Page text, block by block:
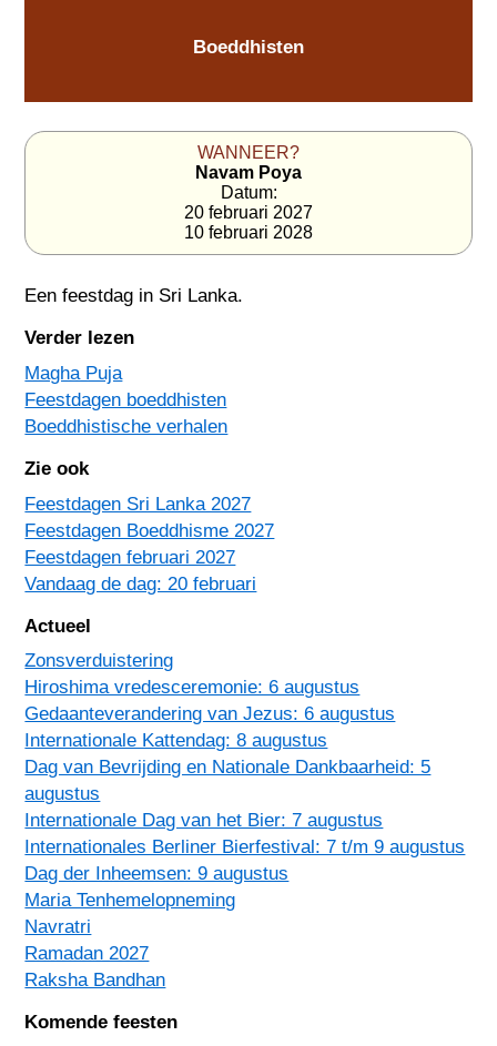
Boeddhisten
WANNEER?
Navam Poya
Datum:
20 februari 2027
10 februari 2028
Een feestdag in Sri Lanka.
Verder lezen
Magha Puja
Feestdagen boeddhisten
Boeddhistische verhalen
Zie ook
Feestdagen Sri Lanka 2027
Feestdagen Boeddhisme 2027
Feestdagen februari 2027
Vandaag de dag: 20 februari
Actueel
Zonsverduistering
Hiroshima vredesceremonie: 6 augustus
Gedaanteverandering van Jezus: 6 augustus
Internationale Kattendag: 8 augustus
Dag van Bevrijding en Nationale Dankbaarheid: 5
augustus
Internationale Dag van het Bier: 7 augustus
Internationales Berliner Bierfestival: 7 t/m 9 augustus
Dag der Inheemsen: 9 augustus
Maria Tenhemelopneming
Navratri
Ramadan 2027
Raksha Bandhan
Komende feesten